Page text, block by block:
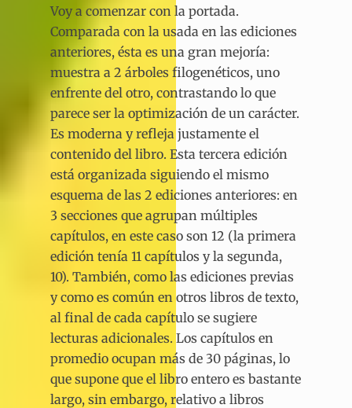
Voy a comenzar con la portada.
Comparada con la usada en las ediciones
anteriores, ésta es una gran mejoría:
muestra a 2 árboles filogenéticos, uno
enfrente del otro, contrastando lo que
parece ser la optimización de un carácter.
Es moderna y refleja justamente el
contenido del libro. Esta tercera edición
está organizada siguiendo el mismo
esquema de las 2 ediciones anteriores: en
3 secciones que agrupan múltiples
capítulos, en este caso son 12 (la primera
edición tenía 11 capítulos y la segunda,
10). También, como las ediciones previas
y como es común en otros libros de texto,
al final de cada capítulo se sugiere
lecturas adicionales. Los capítulos en
promedio ocupan más de 30 páginas, lo
que supone que el libro entero es bastante
largo, sin embargo, relativo a libros